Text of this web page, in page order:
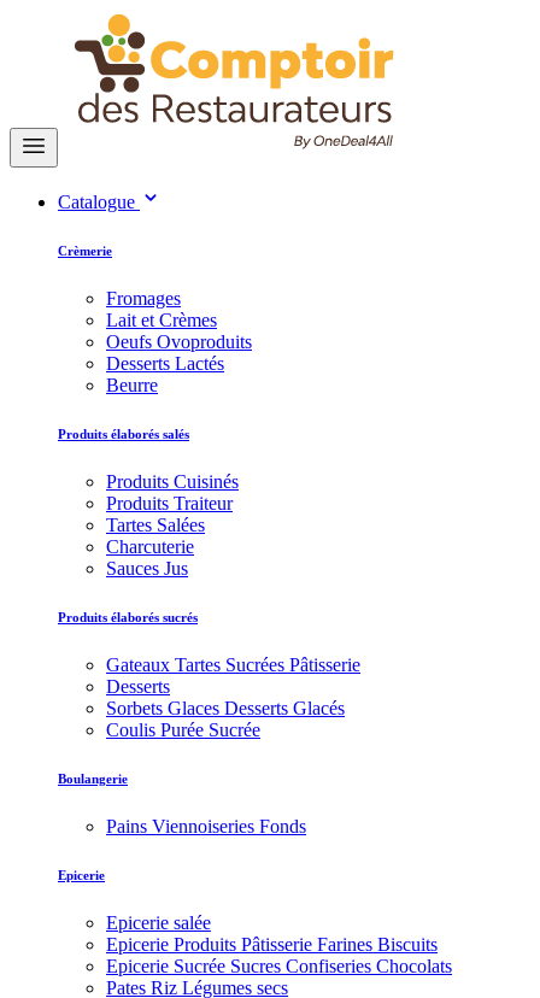
Catalogue
Crèmerie
Fromages
Lait et Crèmes
Oeufs Ovoproduits
Desserts Lactés
Beurre
Produits élaborés salés
Produits Cuisinés
Produits Traiteur
Tartes Salées
Charcuterie
Sauces Jus
Produits élaborés sucrés
Gateaux Tartes Sucrées Pâtisserie
Desserts
Sorbets Glaces Desserts Glacés
Coulis Purée Sucrée
Boulangerie
Pains Viennoiseries Fonds
Epicerie
Epicerie salée
Epicerie Produits Pâtisserie Farines Biscuits
Epicerie Sucrée Sucres Confiseries Chocolats
Pates Riz Légumes secs